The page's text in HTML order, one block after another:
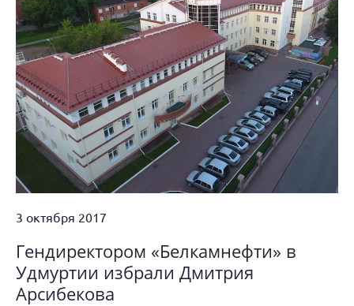
3 октября 2017
Гендиректором «Белкамнефти» в
Удмуртии избрали Дмитрия
Арсибекова